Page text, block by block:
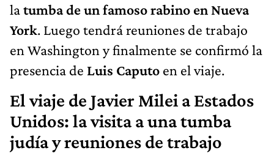
latumba de un famoso rabino en Nueva
York. Luego tendrá reuniones de trabajo
en Washington y finalmente se confirmó la
presencia de Luis Caputo en el viaje.
El viaje de Javier Milei a Estados
Unidos: la visita a una tumba
judía y reuniones de trabajo